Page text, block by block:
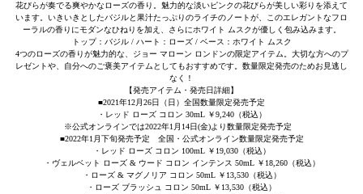
花びらが奏でる爽やかなローズの香り。魅力的な淡いピンクの花びらが美しい彩りを添えて
います。いきいきとしたバジルと果汁たっぷりのライチのノートが、このエレガントなフロ
ーラルの香りにモダンなひねりを加え、さらにホワイト ムスクが優しく包み込みます。
トップ：バジル / ハート：ローズ / ベース：ホワイト ムスク
4つのローズの香りが魅力的な、ジョー マローン ロンドンの限定アイテム。大切な方へのプ
レゼントや、自分へのご褒美アイテムとしてもおすすめです。数量限定発売のためお見逃し
なく！
【発売アイテム・発売日詳細】
■2021年12月26日（日）全国数量限定発売予定
・レッド ローズ コロン 30mL ￥9,240（税込）
※公式オンラインでは2022年1月14日(金)より数量限定発売予定
■2022年1月下旬発売予定 全国・公式オンライン数量限定発売予定
・レッド ローズ コロン 100mL ￥19,030（税込）
・ヴェルベット ローズ & ウード コロン インテンス 50mL ￥18,260（税込）
・ローズ & マグノリア コロン 50mL ￥13,530（税込）
・ローズ ブラッシュ コロン 50mL ￥13,530（税込）